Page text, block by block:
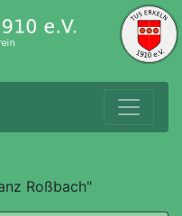
Roßbach"